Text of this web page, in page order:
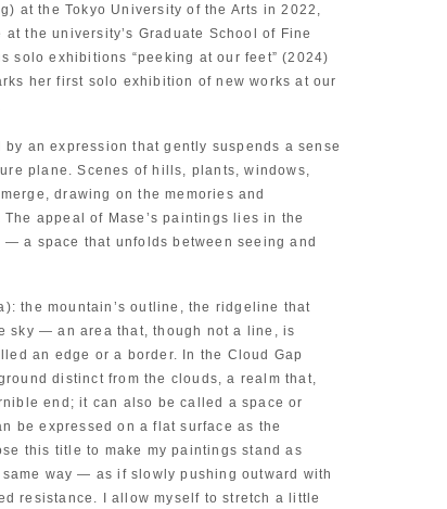
at the Tokyo University of the Arts in 2022,
the university’s Graduate School of Fine
solo exhibitions “peeking at our feet” (2024)
her first solo exhibition of new works at our
by an expression that gently suspends a sense
plane. Scenes of hills, plants, windows,
drawing on the memories and
appeal of Mase’s paintings lies in the
a space that unfolds between seeing and
the mountain’s outline, the ridgeline that
sky — an area that, though not a line, is
an edge or a border. In the Cloud Gap
distinct from the clouds, a realm that,
end; it can also be called a space or
be expressed on a flat surface as the
this title to make my paintings stand as
way — as if slowly pushing outward with
resistance. I allow myself to stretch a little